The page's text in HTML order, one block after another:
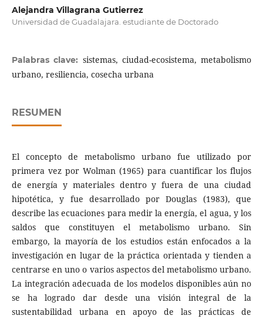
Alejandra Villagrana Gutierrez
Universidad de Guadalajara. estudiante de Doctorado
Palabras clave: sistemas, ciudad-ecosistema, metabolismo
urbano, resiliencia, cosecha urbana
RESUMEN
El concepto de metabolismo urbano fue utilizado por
primera vez por Wolman (1965) para cuantificar los flujos
de energía y materiales dentro y fuera de una ciudad
hipotética, y fue desarrollado por Douglas (1983), que
describe las ecuaciones para medir la energía, el agua, y los
saldos que constituyen el metabolismo urbano. Sin
embargo, la mayoría de los estudios están enfocados a la
investigación en lugar de la práctica orientada y tienden a
centrarse en uno o varios aspectos del metabolismo urbano.
La integración adecuada de los modelos disponibles aún no
se ha logrado dar desde una visión integral de la
sustentabilidad urbana en apoyo de las prácticas de